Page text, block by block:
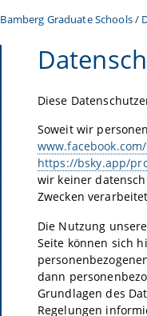
Bamberg Graduate Schools /
Diese
Soweit wir
https://bsky.app/
wir keiner
Zwecken
Die Nutzung
Seite können sich
dann
Grundlagen des
Regelungen